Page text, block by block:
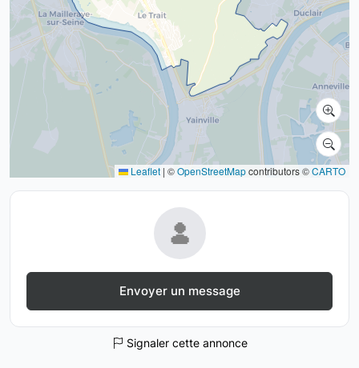
Leaflet | ©OpenStreetMapcontributors ©CARTO
Envoyer un message
Signaler cette annonce